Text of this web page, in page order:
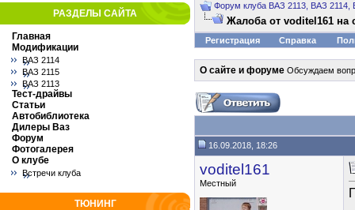
РАЗДЕЛЫ САЙТА
Главная
Модификации
ВАЗ 2114
ВАЗ 2115
ВАЗ 2113
Тест-драйвы
Статьи
Автобиблиотека
Дилеры Ваз
Форум
Фотогалерея
О клубе
Встречи клуба
ТЮНИНГ
Форум клуба ВАЗ 2113, ВАЗ 2114,
Жалоба от voditel161 на
Регистрация Справка
О сайте и форуме Обсуждаем
16.09.2018, 18:26
voditel161
Местный